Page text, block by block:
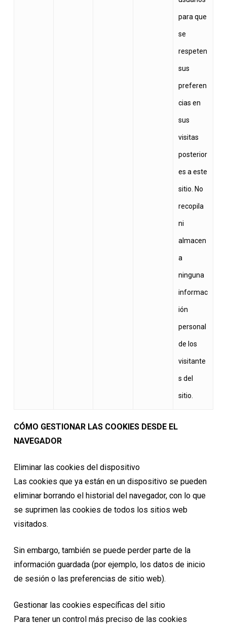
para que
se
respeten
sus
preferen
cias en
sus
visitas
posterior
es a este
sitio. No
recopila
ni
almacen
a
ninguna
informac
ión
personal
de los
visitante
s del
sitio.
CÓMO GESTIONAR LAS COOKIES DESDE EL
NAVEGADOR
Eliminar las cookies del dispositivo
Las cookies que ya están en un dispositivo se pueden
eliminar borrando el historial del navegador, con lo que
se suprimen las cookies de todos los sitios web
visitados.
Sin embargo, también se puede perder parte de la
información guardada (por ejemplo, los datos de inicio
de sesión o las preferencias de sitio web).
Gestionar las cookies específicas del sitio
Para tener un control más preciso de las cookies